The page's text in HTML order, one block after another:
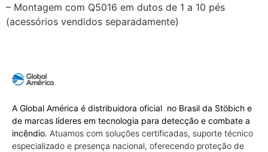
– Montagem com Q5016 em dutos de 1 a 10 pés
(acessórios vendidos separadamente)
A Global América é distribuidora oficial no Brasil da Stöbich e
de marcas líderes em tecnologia para detecção e combate a
incêndio. Atuamos com soluções certificadas, suporte técnico
especializado e presença nacional, oferecendo proteção de